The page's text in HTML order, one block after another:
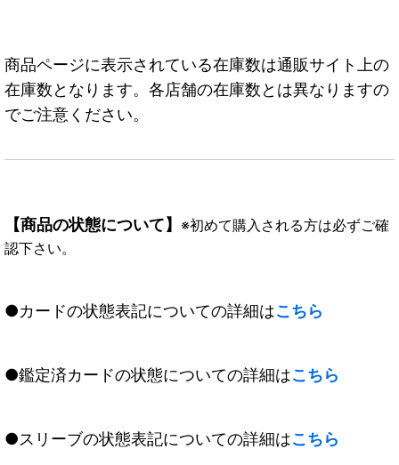
商品ページに表示されている在庫数は通販サイト上の
在庫数となります。各店舗の在庫数とは異なりますの
でご注意ください。
【商品の状態について】 ※初めて購入される方は必ずご確
認下さい。
●カードの状態表記についての詳細はこちら
●鑑定済カードの状態についての詳細はこちら
●スリーブの状態表記についての詳細はこちら